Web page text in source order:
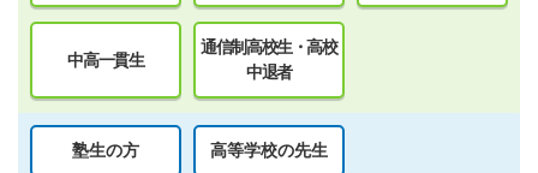
中高一貫生
通信制高校生・高校
中退者
塾生の方 高等学校の先生